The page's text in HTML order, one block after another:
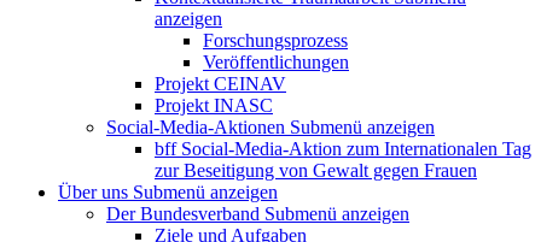
anzeigen
Forschungsprozess
Veröffentlichungen
Projekt CEINAV
Projekt INASC
Social-Media-Aktionen Submenü anzeigen
bff Social-Media-Aktion zum Internationalen Tag
zur Beseitigung von Gewalt gegen Frauen
Über uns Submenü anzeigen
Der Bundesverband Submenü anzeigen
Ziele und Aufgaben